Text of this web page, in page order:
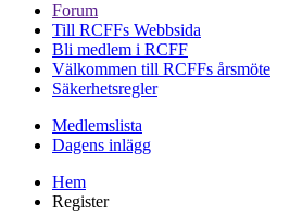
Forum
Till RCFFs Webbsida
Bli medlem i RCFF
Välkommen till RCFFs årsmöte
Säkerhetsregler
Medlemslista
Dagens inlägg
Hem
Register